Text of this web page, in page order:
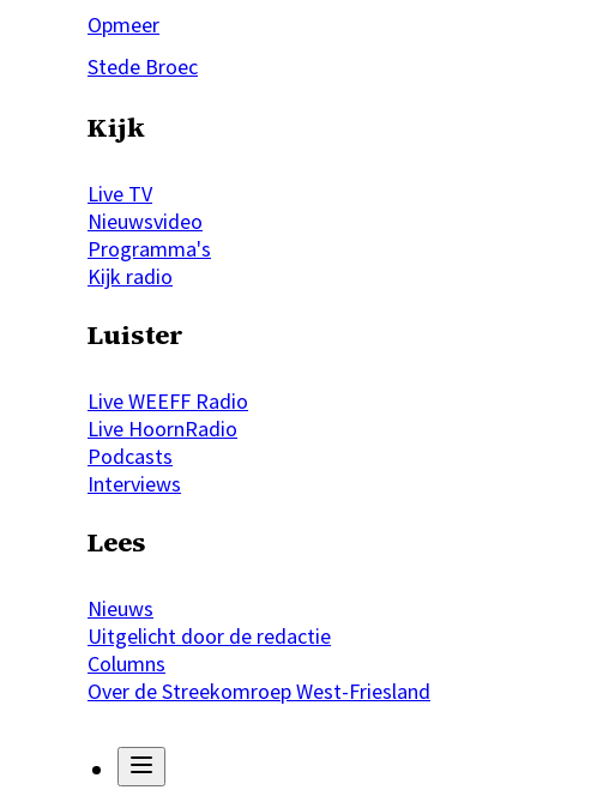
Opmeer
Stede Broec
Kijk
Live TV
Nieuwsvideo
Programma's
Kijk radio
Luister
Live WEEFF Radio
Live HoornRadio
Podcasts
Interviews
Lees
Nieuws
Uitgelicht door de redactie
Columns
Over de Streekomroep West-Friesland